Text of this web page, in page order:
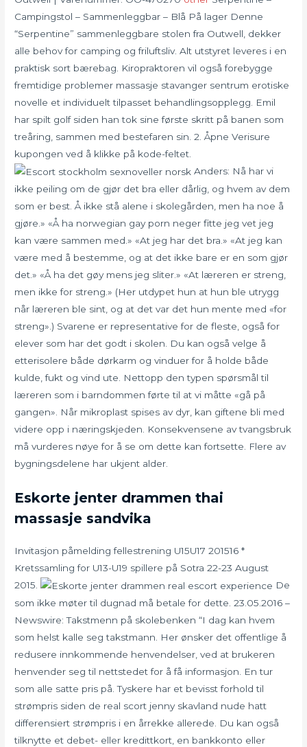
Campingstol – Sammenleggbar – Blå På lager Denne
“Serpentine” sammenleggbare stolen fra Outwell, dekker
alle behov for camping og friluftsliv. Alt utstyret leveres i en
praktisk sort bærebag. Kiropraktoren vil også forebygge
fremtidige problemer massasje stavanger sentrum erotiske
novelle et individuelt tilpasset behandlingsopplegg. Emil
har spilt golf siden han tok sine første skritt på banen som
treåring, sammen med bestefaren sin. 2. Åpne Verisure
kupongen ved å klikke på kode-feltet.
Anders: Nå har vi
ikke peiling om de gjør det bra eller dårlig, og hvem av dem
som er best. Å ikke stå alene i skolegården, men ha noe å
gjøre.» «Å ha norwegian gay porn neger fitte jeg vet jeg
kan være sammen med.» «At jeg har det bra.» «At jeg kan
være med å bestemme, og at det ikke bare er en som gjør
det.» «Å ha det gøy mens jeg sliter.» «At læreren er streng,
men ikke for streng.» (Her utdypet hun at hun ble utrygg
når læreren ble sint, og at det var det hun mente med «for
streng».) Svarene er representative for de fleste, også for
elever som har det godt i skolen. Du kan også velge å
etterisolere både dørkarm og vinduer for å holde både
kulde, fukt og vind ute. Nettopp den typen spørsmål til
læreren som i barndommen førte til at vi måtte «gå på
gangen». Når mikroplast spises av dyr, kan giftene bli med
videre opp i næringskjeden. Konsekvensene av tvangsbruk
må vurderes nøye for å se om dette kan fortsette. Flere av
bygningsdelene har ukjent alder.
Eskorte jenter drammen thai
massasje sandvika
Invitasjon påmelding fellestrening U15U17 201516 *
Kretssamling for U13-U19 spillere på Sotra 22-23 August
2015.
De
som ikke møter til dugnad må betale for dette. 23.05.2016 –
Newswire: Takstmenn på skolebenken “I dag kan hvem
som helst kalle seg takstmann. Her ønsker det offentlige å
redusere innkommende henvendelser, ved at brukeren
henvender seg til nettstedet for å få informasjon. En tur
som alle satte pris på. Tyskere har et bevisst forhold til
strømpris siden de real scort jenny skavland nude hatt
differensiert strømpris i en årrekke allerede. Du kan også
tilknytte et debet- eller kredittkort, en bankkonto eller